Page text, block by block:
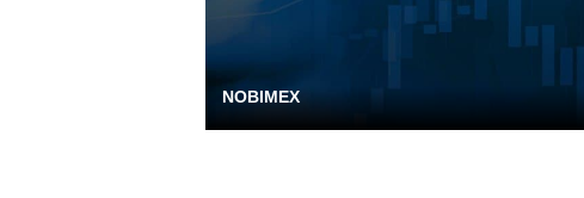
NOBIMEX